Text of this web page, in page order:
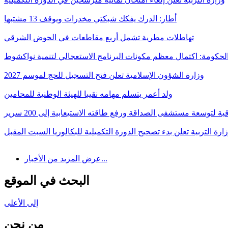
أطار: الدرك يفكك شبكتي مخدرات ويوقف 13 مشتبها
تهاطلات مطرية تشمل أربع مقاطعات في الحوض الشرقي
الحكومة: اكتمال معظم مكونات البرنامج الاستعجالي لتنمية نواكشوط
وزارة الشؤون الإسلامية تعلن فتح التسجيل للحج لموسم 2027
ولد أعمر يتسلم مهامه نقيبا للهيئة الوطنية للمحامين
لتوسعة مستشفى الصداقة ورفع طاقته الاستيعابية إلى 200 سرير
التربية تعلن بدء تصحيح الدورة التكميلية للبكالوريا السبت المقبل
عرض المزيد من الأخبار...
البحث في الموقع
إلى الأعلى
من نحن